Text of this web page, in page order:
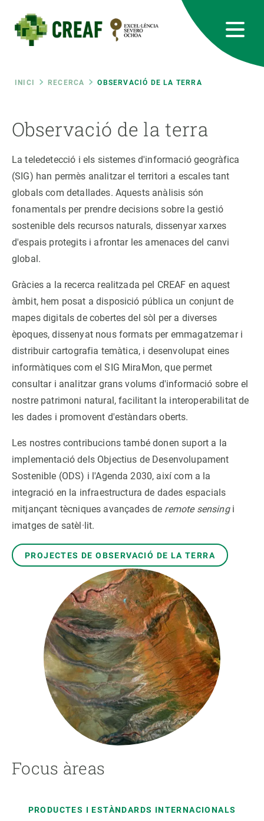
contingut
Fil
d'ariadna
INICI RECERCA OBSERVACIÓ DE LA TERRA
Observació de la terra
La teledetecció i els sistemes d'informació geogràfica
(SIG) han permès analitzar el territori a escales tant
globals com detallades. Aquests anàlisis són
fonamentals per prendre decisions sobre la gestió
sostenible dels recursos naturals, dissenyar xarxes
d'espais protegits i afrontar les amenaces del canvi
global.
Gràcies a la recerca realitzada pel CREAF en aquest
àmbit, hem posat a disposició pública un conjunt de
mapes digitals de cobertes del sòl per a diverses
èpoques, dissenyat nous formats per emmagatzemar i
distribuir cartografia temàtica, i desenvolupat eines
informàtiques com el SIG MiraMon, que permet
consultar i analitzar grans volums d'informació sobre el
nostre patrimoni natural, facilitant la interoperabilitat de
les dades i promovent d'estàndars oberts.
Les nostres contribucions també donen suport a la
implementació dels Objectius de Desenvolupament
Sostenible (ODS) i l'Agenda 2030, així com a la
integració en la infraestructura de dades espacials
mitjançant tècniques avançades de remote sensingi
imatges de satèl·lit.
PROJECTES DE OBSERVACIÓ DE LA TERRA
Focus àreas
PRODUCTES I ESTÀNDARDS INTERNACIONALS
RRSS
Featured
responsive
Responsive
menu
SOBRE NOSALTRES
RECERCA
UNEIX-TE A NOSALTRES
NOTÍCIES I AGENDA